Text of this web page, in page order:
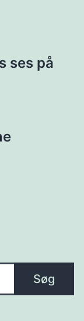
ses på
Søg